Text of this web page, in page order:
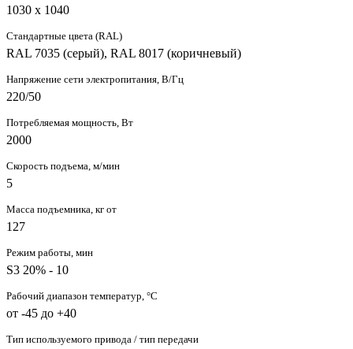
1030 x 1040
Стандартные цвета (RAL)
RAL 7035 (серый), RAL 8017 (коричневый)
Напряжение сети электропитания, В/Гц
220/50
Потребляемая мощность, Вт
2000
Скорость подъема, м/мин
5
Масса подъемника, кг от
127
Режим работы, мин
S3 20% - 10
Рабочий диапазон температур, °C
от -45 до +40
Тип используемого привода / тип передачи